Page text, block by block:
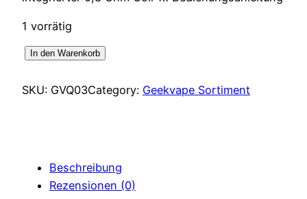
1 vorrätig
Geekvape
Q
In den Warenkorb
SKU: GVQ03Category: Geekvape Sortiment
Beschreibung
Rezensionen (0)